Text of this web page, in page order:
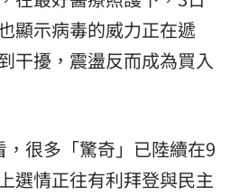
顯示病毒的威力正在遞
干擾，震盪反而成為買入
很多「驚奇」已陸續在9
選情正往有利拜登與民主